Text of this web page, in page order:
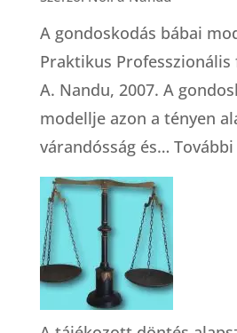
A gondoskodás bábai
Praktikus
A. Nandu, 2007. A
modellje azon a tényen
várandósság és…